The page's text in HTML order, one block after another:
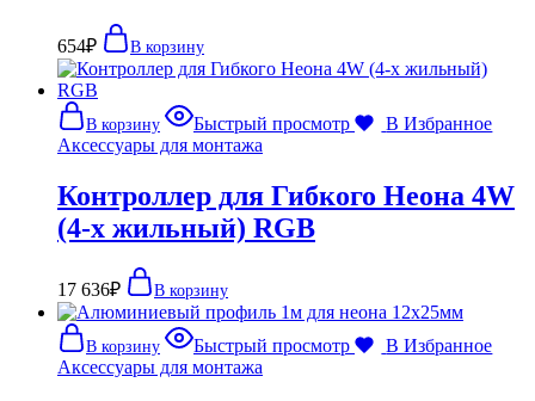
654₽ В корзину
В корзину Быстрый просмотр
В Избранное
Аксессуары для монтажа
Контроллер для Гибкого Неона 4W
(4-х жильный) RGB
17 636₽ В корзину
В корзину Быстрый просмотр
В Избранное
Аксессуары для монтажа